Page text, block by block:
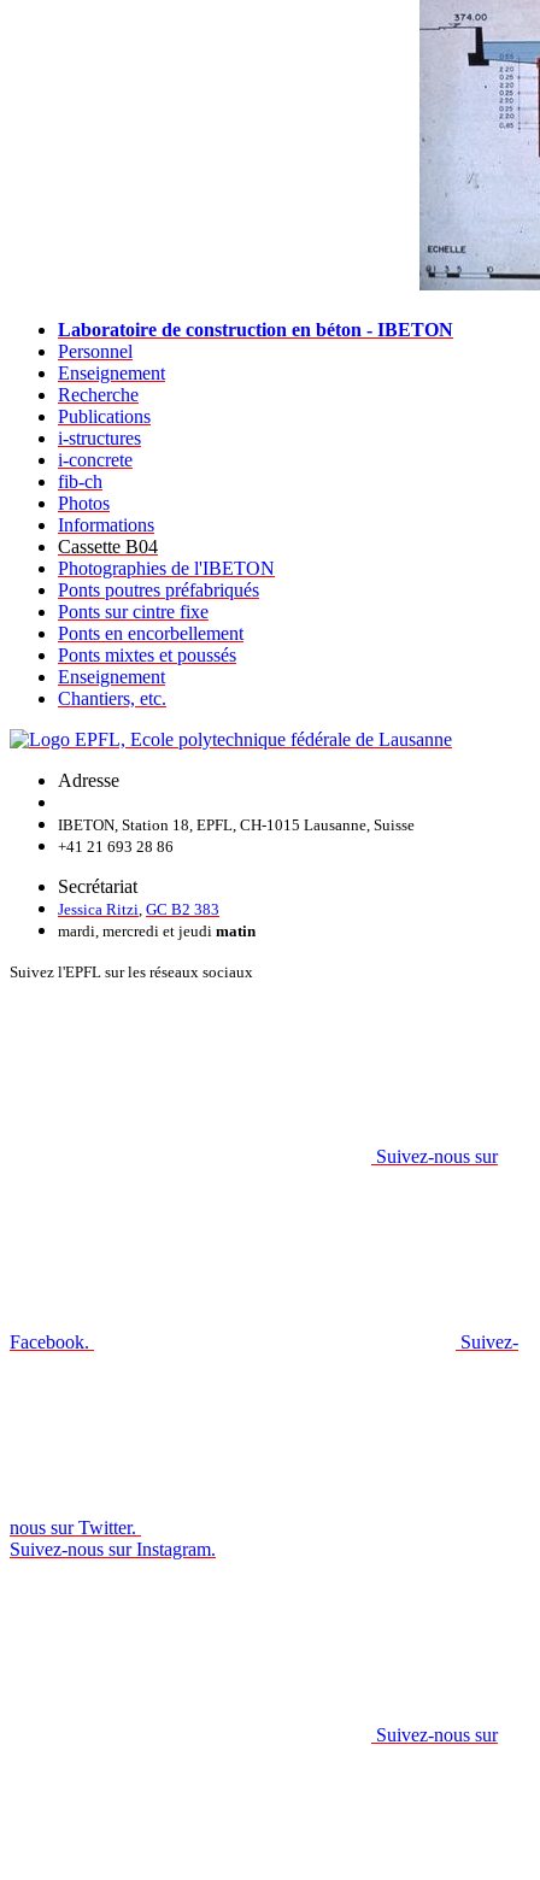
Laboratoire de construction en béton - IBETON
Personnel
Enseignement
Recherche
Publications
i-structures
i-concrete
fib-ch
Photos
Informations
Cassette B04
Photographies de l'IBETON
Ponts poutres préfabriqués
Ponts sur cintre fixe
Ponts en encorbellement
Ponts mixtes et poussés
Enseignement
Chantiers, etc.
Adresse
IBETON, Station 18, EPFL, CH-1015 Lausanne, Suisse
+41 21 693 28 86
Secrétariat
Jessica Ritzi GC B2 383
mardi, mercredi et jeudi matin
Suivez l'EPFL sur les réseaux sociaux
Suivez-nous sur
Facebook. Suivez-
nous sur Twitter.
Suivez-nous sur Instagram.
Suivez-nous sur